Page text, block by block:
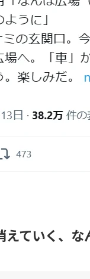
えていく、な